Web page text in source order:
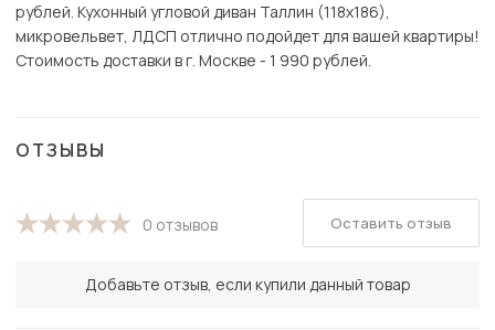
рублей. Кухонный угловой диван Таллин (118х186),
микровельвет, ЛДСП отлично подойдет для вашей квартиры!
Стоимость доставки в г. Москве - 1 990 рублей.
ОТЗЫВЫ
0 отзывов
Добавьте отзыв, если купили данный товар
Оставить отзыв